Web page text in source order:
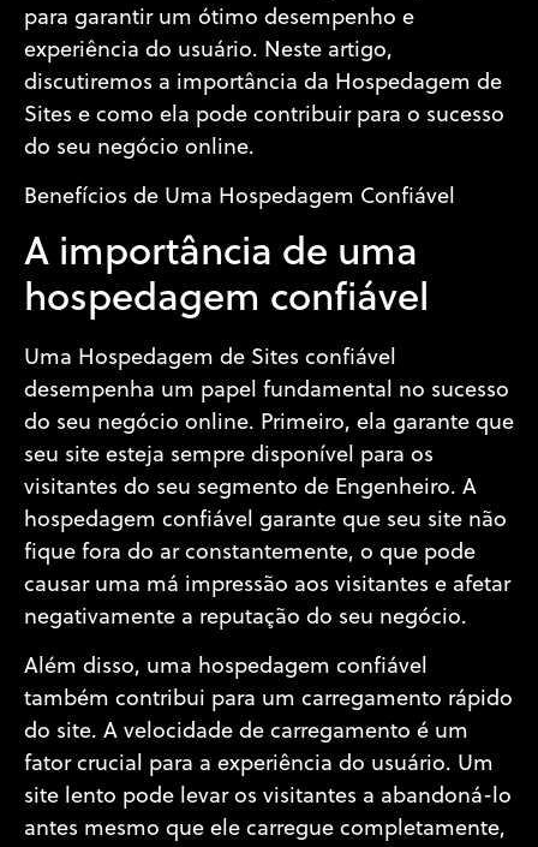
para garantir um ótimo desempenho e
experiência do usuário. Neste artigo,
discutiremos a importância da Hospedagem de
Sites e como ela pode contribuir para o sucesso
do seu negócio online.
Benefícios de Uma Hospedagem Confiável
A importância de uma
hospedagem confiável
Uma Hospedagem de Sites confiável
desempenha um papel fundamental no sucesso
do seu negócio online. Primeiro, ela garante que
seu site esteja sempre disponível para os
visitantes do seu segmento de Engenheiro. A
hospedagem confiável garante que seu site não
fique fora do ar constantemente, o que pode
causar uma má impressão aos visitantes e afetar
negativamente a reputação do seu negócio.
Além disso, uma hospedagem confiável
também contribui para um carregamento rápido
do site. A velocidade de carregamento é um
fator crucial para a experiência do usuário. Um
site lento pode levar os visitantes a abandoná-lo
antes mesmo que ele carregue completamente,